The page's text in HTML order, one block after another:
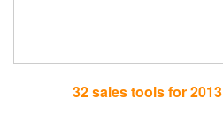
32 sales tools for 2013